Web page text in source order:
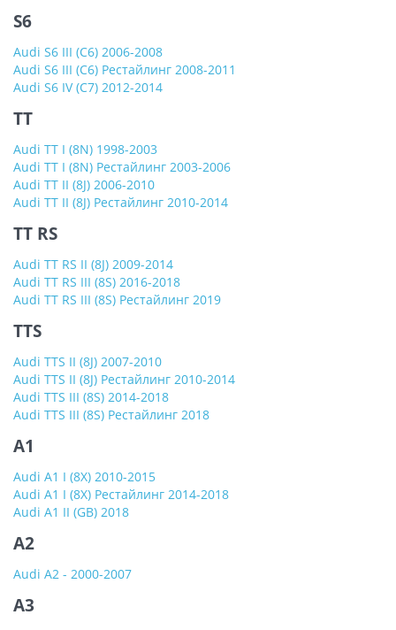
S6
Audi S6 III (C6) 2006-2008
Audi S6 III (C6) Рестайлинг 2008-2011
Audi S6 IV (C7) 2012-2014
TT
Audi TT I (8N) 1998-2003
Audi TT I (8N) Рестайлинг 2003-2006
Audi TT II (8J) 2006-2010
Audi TT II (8J) Рестайлинг 2010-2014
TT RS
Audi TT RS II (8J) 2009-2014
Audi TT RS III (8S) 2016-2018
Audi TT RS III (8S) Рестайлинг 2019
TTS
Audi TTS II (8J) 2007-2010
Audi TTS II (8J) Рестайлинг 2010-2014
Audi TTS III (8S) 2014-2018
Audi TTS III (8S) Рестайлинг 2018
A1
Audi A1 I (8X) 2010-2015
Audi A1 I (8X) Рестайлинг 2014-2018
Audi A1 II (GB) 2018
A2
Audi A2 - 2000-2007
A3